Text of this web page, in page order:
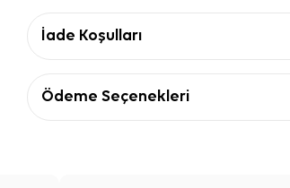
İade Koşulları
Ödeme Seçenekleri